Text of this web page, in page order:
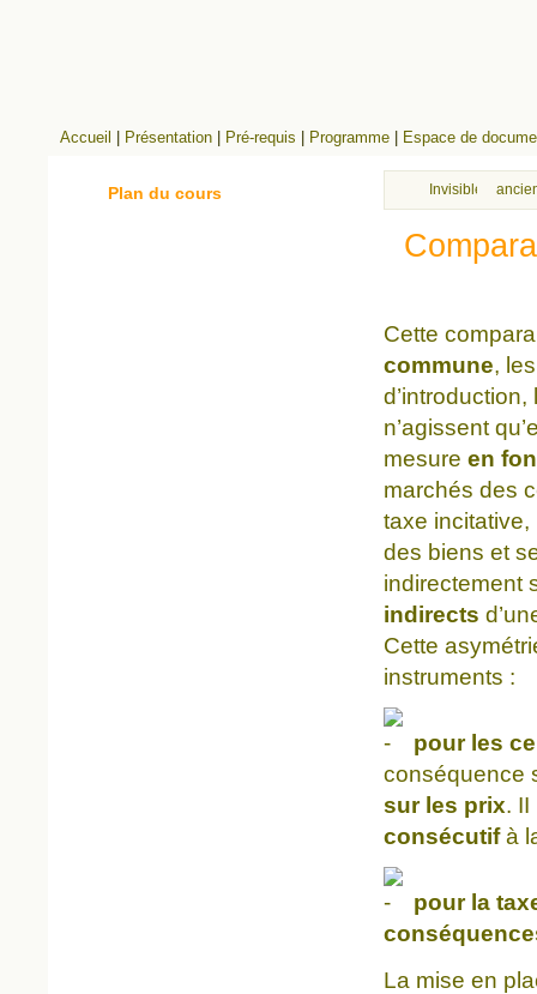
Accueil Présentation Pré-requis Programme Espace de
Invisibles
Cette
commune,
n’agissent
mesure en
marchés des
taxe incitative,
des biens et
indirectement
indirects
Cette
instruments :
pour les
conséquence
sur les prix.
consécutifà
pour la
La mise en
Plan du cours